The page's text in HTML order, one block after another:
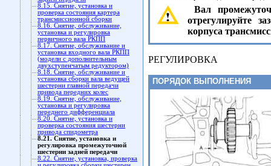
8.15. Снятие, установка и
проверка состояния картера
трансмиссионной сборки
8.16. Снятие, обслуживание,
установка и регулировка
первичного вала РКПП
8.17. Снятие, обслуживание и
установка входного вала РКПП
(модели с дополнительным
двухступенчатым редуктором)
8.18. Снятие, обслуживание и
установка сборки вала ведущей
шестерни главной передачи
привода передних колес
8.19. Снятие, обслуживание,
установка и регулировка
переднего дифференциала
8.20. Снятие, установка и
проверка состояния шестерни
привода спидометра
8.21. Снятие, установка и
регулировка промежуточной
шестерни задней передачи
8.22. Снятие, установка, проверка
Вал
отрегулируйте
корпуса
РЕГУЛИРОВКА
ПОРЯДОК ВЫПОЛНЕНИЯ